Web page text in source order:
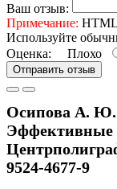
Ваш отзыв:
Примечание: HTML
Используйте
Оценка: Плохо
Отправить отзыв
Осипова А. Ю.
Эффективные
9524-4677-9